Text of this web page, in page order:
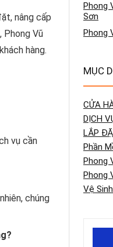
nâng cấp
Phong Vũ
hàng.
vụ cần
chúng
Phong
Sơn
Phong
MỤC
CỬA
DỊCH
LẮP
Phần
Phong
Phong
Vệ